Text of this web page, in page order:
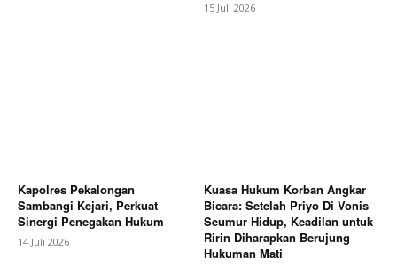
15 Juli 2026
Kapolres Pekalongan
Sambangi Kejari, Perkuat
Sinergi Penegakan Hukum
14 Juli 2026
Kuasa Hukum Korban Angkar
Bicara: Setelah Priyo Di Vonis
Seumur Hidup, Keadilan untuk
Ririn Diharapkan Berujung
Hukuman Mati